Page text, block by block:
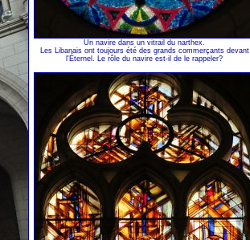
Un navire dans un vitrail du narthex.
Les Libanais ont toujours été des grands commerçants devant
l'Éternel. Le rôle du navire est-il de le rappeler?